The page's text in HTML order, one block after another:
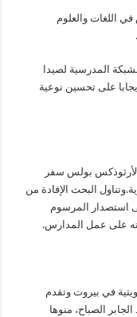
اللغات والعلوم
المدرسية لصيدا
على تحسين نوعية
بولس سفر
البحث الإفادة من
استصدار المرسوم
على عمل المدارس.
في بيروت وتقدم
الصباح، منوها